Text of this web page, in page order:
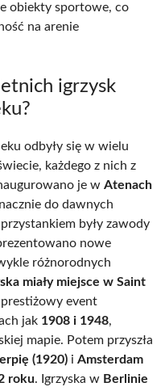
obiekty sportowe, co
na arenie
igrzysk
odbyły się w wielu
każdego z nich z
je w Atenach
do dawnych
były zawody
nowe
różnorodnych
miały miejsce w Saint
event
jak 1908 i 1948,
mapie. Potem przyszła
(1920) i Amsterdam
roku. Igrzyska w Berlinie